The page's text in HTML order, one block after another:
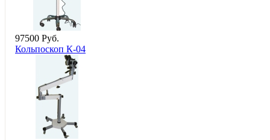
97500 Руб.
Кольпоскоп К-04